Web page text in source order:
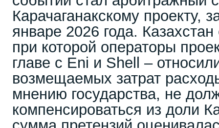
Карачаганакскому проекту,
январе 2026 года.
при которой операторы
главе с Eni и Shell –
возмещаемых затрат
мнению государства, не
компенсироваться из доли